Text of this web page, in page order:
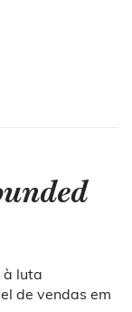
à luta
de vendas em